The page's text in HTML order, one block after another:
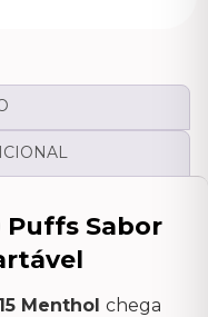
Puffs Sabor
Menthol chega